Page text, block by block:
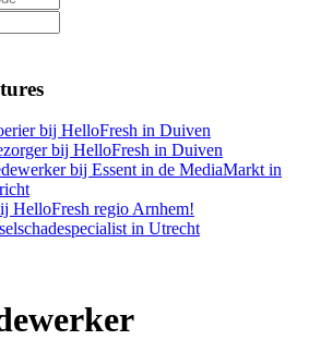
bij HelloFresh in Duiven
bij HelloFresh in Duiven
bij Essent in de MediaMarkt in
HelloFresh regio Arnhem!
in Utrecht